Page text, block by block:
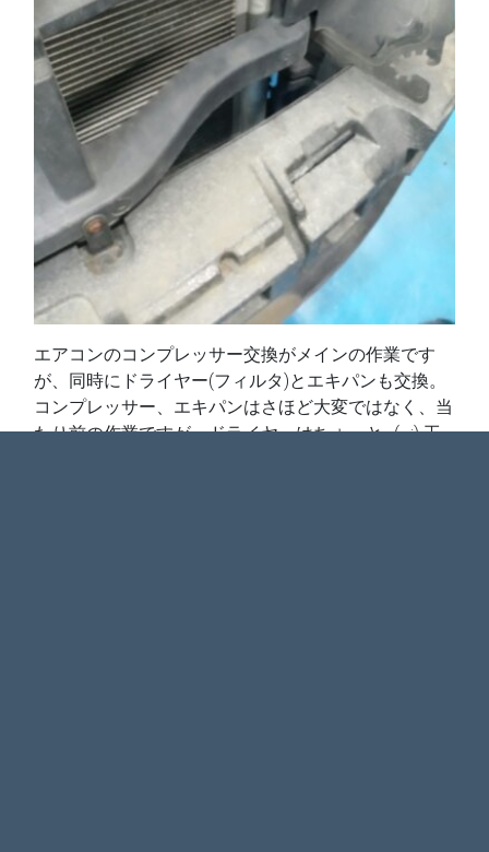
エアコンのコンプレッサー交換がメインの作業です
が、同時にドライヤー(フィルタ)とエキパンも交換。
コンプレッサー、エキパンはさほど大変ではなく、当
たり前の作業ですが、ドライヤーはちょっと…(–;) 工